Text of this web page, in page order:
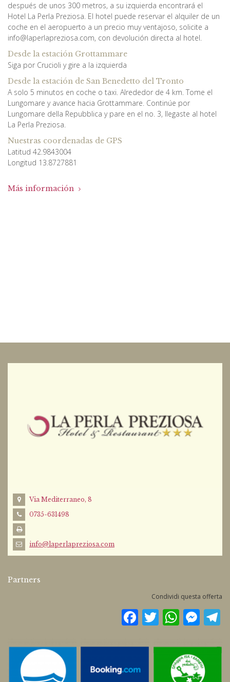
después de unos 300 metros, a su izquierda encontrará el
Hotel La Perla Preziosa. El hotel puede reservar el alquiler de un
coche en el aeropuerto a un precio muy ventajoso, solicite a
info@laperlapreziosa.com, con devolución directa al hotel.
Desde la estación Grottammare
Siga por Crucioli y gire a la izquierda
Desde la estación de San Benedetto del Tronto
A solo 5 minutos en coche o taxi. Alrededor de 4 km. Tome el
Lungomare y avance hacia Grottammare. Continúe por
Lungomare della Repubblica y pare en el no. 3, llegaste al hotel
La Perla Preziosa.
Nuestras coordenadas de GPS
Latitud 42.9843004
Longitud 13.8727881
Más información
Via Mediterraneo, 8
0735-631498
info@laperlapreziosa.com
Partners
Condividi questa offerta
FacebookTwitter WhatsApp